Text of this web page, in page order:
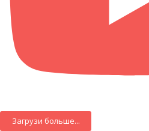
Загрузи больше...